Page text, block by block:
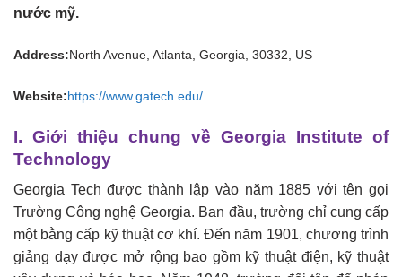
nước mỹ.
Address:North Avenue, Atlanta, Georgia, 30332, US
Website:https://www.gatech.edu/
I. Giới thiệu chung về Georgia Institute of
Technology
Georgia Tech được thành lập vào năm 1885 với tên gọi
Trường Công nghệ Georgia. Ban đầu, trường chỉ cung cấp
một bằng cấp kỹ thuật cơ khí. Đến năm 1901, chương trình
giảng dạy được mở rộng bao gồm kỹ thuật điện, kỹ thuật